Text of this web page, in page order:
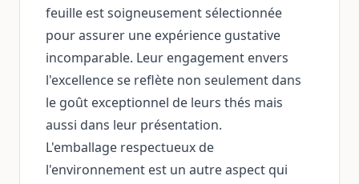
feuille est soigneusement sélectionnée
pour assurer une expérience gustative
incomparable. Leur engagement envers
l'excellence se reflète non seulement dans
le goût exceptionnel de leurs thés mais
aussi dans leur présentation.
L'emballage respectueux de
l'environnement est un autre aspect qui